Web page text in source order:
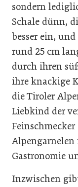
sondern
Schale dünn,
besser ein,
rund 25 cm
durch ihren
ihre knackige
die Tiroler
Liebkind der
Alpengarnelen
Gastronomie
Inzwischen